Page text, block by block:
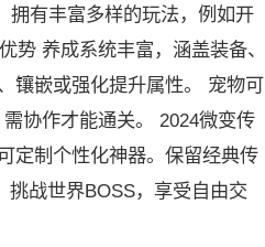
拥有丰富多样的玩法，例如开
势 养成系统丰富，涵盖装备、
镶嵌或强化提升属性。 宠物可
协作才能通关。 2024微变传
定制个性化神器。保留经典传
战世界BOSS，享受自由交